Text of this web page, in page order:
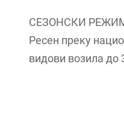
СЕЗОНСКИ РЕЖИМ
Ресен преку
видови возила до